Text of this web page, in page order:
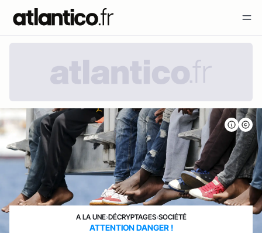
A LA UNE›DÉCRYPTAGES›SOCIÉTÉ
ATTENTION DANGER !